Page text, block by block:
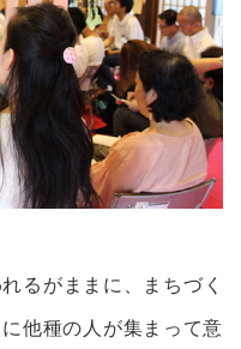
るがままに、まちづく
他種の人が集まって意